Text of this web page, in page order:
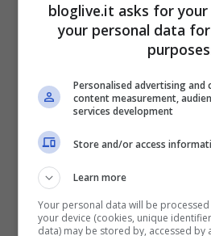
ereditàMassimo
campioni più vincenti
al termine del triello,
parola al concorrente
voluto salutare tutti. “
presepe” le sue parole,
a tutta la produzione e
Voce rotta
bloglive.it asks for
your personal data
Personalised advertising
content measurement,
services development
Store and/or access
Learn more
Your personal data will be
your device (cookies, unique
data) may be stored by, accessed by